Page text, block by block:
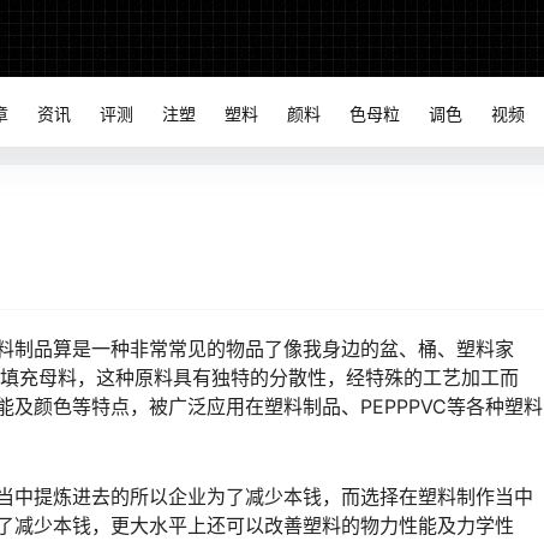
资讯 评测 注塑 塑料 颜料 色母粒 调色 视频
制品算是一种非常常见的物品了像我身边的盆、桶、塑料家
充母料，这种原料具有独特的分散性，经特殊的工艺加工而
颜色等特点，被广泛应用在塑料制品、PEPPPVC等各种塑料
提炼进去的所以企业为了减少本钱，而选择在塑料制作当中
少本钱，更大水平上还可以改善塑料的物力性能及力学性